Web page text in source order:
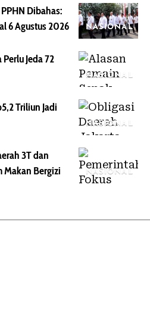
NASIONAL
Dibahas:
6 Agustus 2026
NASIONAL
Jeda 72
NASIONAL
Triliun Jadi
NASIONAL
3T dan
Makan Bergizi